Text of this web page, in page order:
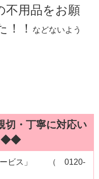
不用品をお願
！！
などないよう
・丁寧に対応い
◆◆
ービス」 （ 0120-